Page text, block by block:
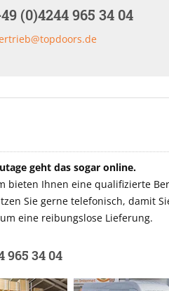
(0)4244 965 34 04
geht das sogar online.
bieten Ihnen eine qualifizierte
Sie gerne telefonisch, damit
eine reibungslose Lieferung.
965 34 04